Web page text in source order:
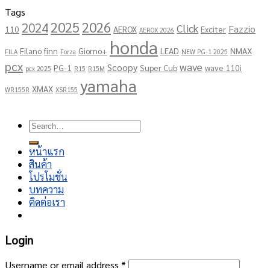
Tags
110 202420252026 AEROX AEROX 2026 Click Exciter Fazzio
FILA Filano finn Forza Giorno+ honda LEAD NEW PG-1 2025 NMAX
pcx pcx 2025 PG-1 R15 R15M Scoopy Super Cub wave wave 110i
WR155R XMAX XSR155 yamaha
Search
for:
หน้าแรก
สินค้า
โปรโมชั่น
บทความ
ติดต่อเรา
Login
Username or email address *